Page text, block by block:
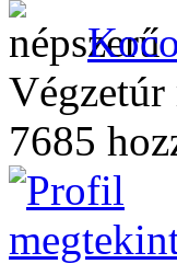
Végzetúr
7685